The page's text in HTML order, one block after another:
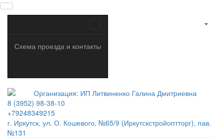
Схема проезда и контакты
8 (3952) 98-38-10
+79248349215
г. Иркутск, ул. О. Кошевого, №65/9 (Иркутскстройоптторг), пав.
№131